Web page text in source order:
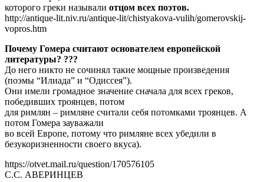
которого греки называли отцом всех поэтов.
http://antique-lit.niv.ru/antique-lit/chistyakova-vulih/gomerovskij-
vopros.htm
Почему Гомера считают основателем европейской
литературы? ???
До него никто не сочинял такие мощные произведения
(поэмы “Илиада” и “Одиссея”).
Они имели громадное значение сначала для всех греков,
победивших троянцев, потом
для римлян – римляне считали себя потомками троянцев. А
потом Гомера зауважали
во всей Европе, потому что римляне всех убедили в
безукоризненности своего вкуса).
https://otvet.mail.ru/question/170576105
С.С. АВЕРИНЦЕВ